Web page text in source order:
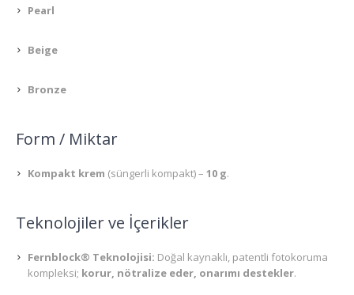
Pearl
Beige
Bronze
Form / Miktar
Kompakt krem (süngerli kompakt) –10 g.
Teknolojiler ve İçerikler
Fernblock® Teknolojisi: Doğal kaynaklı, patentli fotokoruma
kompleksi; korur, nötralize eder, onarımı destekler.